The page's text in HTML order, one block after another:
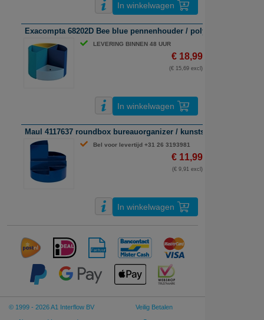
In winkelwagen
Exacompta 68202D Bee blue pennenhouder / polystyreen / assorti
LEVERING BINNEN 48 UUR
€ 18,99
(€ 15,69 excl)
In winkelwagen
Maul 4117637 roundbox bureauorganizer / kunststof / blauw
Bel voor levertijd +31 26 3193981
€ 11,99
(€ 9,91 excl)
In winkelwagen
© 1999 - 2026 A1 Interflow BV Veilig Betalen